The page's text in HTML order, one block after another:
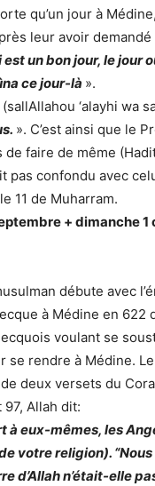
qu’un jour à
leur avoir demandé
est un bon jour, le jour
ce jour-là ».
‘alayhi wa
». C’est ainsi que le
faire de même
pas confondu avec
11 de Muharram.
+ dimanche 1
débute avec
à Médine en 622
voulant se
se rendre à Médine.
deux versets du
Allah dit:
à eux-mêmes, les
votre religion).
d’Allah n’était-elle